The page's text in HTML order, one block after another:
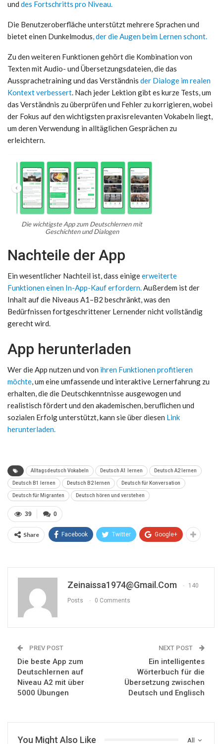
und des Fortschritts pro Niveau.
Die Benutzeroberfläche unterstützt mehrere Sprachen und
bietet einen Dunkelmodus , der die Augen beim Lernen schont.
Zu den weiteren Funktionen gehört die Kombination von
Texten mit Audio- und Übersetzungsdateien, die das
Aussprachetraining und das Verständnis der Dialoge im realen
Kontext verbessert . Nach jeder Lektion gibt es kurze Tests, um
das Verständnis zu überprüfen und Fehler zu korrigieren, wobei
der Fokus auf den wichtigsten praxisrelevanten Vokabeln liegt,
um deren Verwendung in alltäglichen Gesprächen zu
erleichtern.
Die wichtigste App zum Deutschlernen mit
Geschichten und Dialogen
Nachteile der App
Ein wesentlicher Nachteil ist, dass einigeerweiterte
Funktionen einen In-App-Kauf erfordern. Außerdem ist der
Inhalt auf die Niveaus A1–B2 beschränkt, was den
Bedürfnissen fortgeschrittener Lernender nicht vollständig
gerecht wird.
App herunterladen
Wer die App nutzen und von ihren Funktionen profitieren
möchte , um eine umfassende und interaktive Lernerfahrung zu
erhalten, die die Deutschkenntnisse ausgewogen und
realistisch fördert und den akademischen, beruflichen und
sozialen Erfolg unterstützt, kann sie über diesen Link
herunterladen.
Alltagsdeutsch Vokabeln Deutsch A1 lernen Deutsch A2 lernen
Deutsch B1 lernen Deutsch B2 lernen Deutsch für Konversation
Deutsch für Migranten Deutsch hören und verstehen
0
39
Share Facebook Twitter Google+
Zeinaissa1974@gmail.com 140
Posts 0 Comments
PREV POST
Die beste App zum
Deutschlernen auf
Niveau A2 mit über
5000 Übungen
NEXT POST
Ein intelligentes
Wörterbuch für die
Übersetzung zwischen
Deutsch und Englisch
All
You Might Also Like